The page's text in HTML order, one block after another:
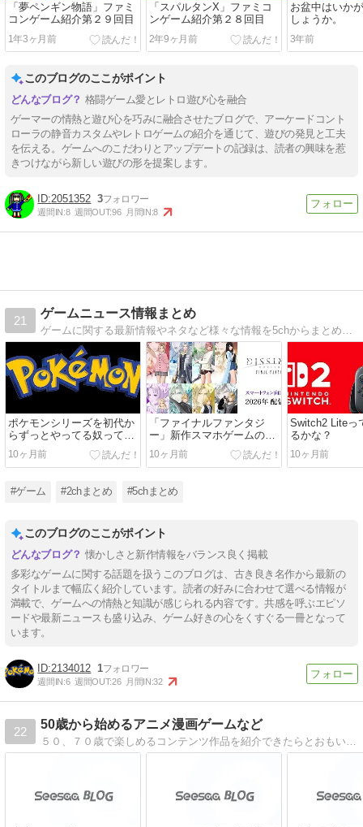
「夢ペンギン物語」ファミ
コンゲーム紹介第２９回目
1年3ヶ月前
「スパルタンX」ファミコ
ンゲーム紹介第２８回目
2年9ヶ月前
お盆中はいか
しょうか。
3年前
このブログのここがポイント
格闘ゲーム愛とレトロ遊び心を融合
ゲーマーの情熱と遊び心を巧みに融合させたブログで、アーケードコント
ローラの静音カスタムやレトロゲームの紹介を通じて、遊びの発見と工夫
を伝える。ゲームへのこだわりとアップデートの記録は、読者の興味を惹
きつけながら新しい遊びの形を提案します。
2051352 3
週間IN:8 週間OUT:96 月間IN:8
21
ゲームニュース情報まとめ
ポケモンシリーズを初代か
らずっとやってる奴ってい
るのかな？
10ヶ月前
「ファイナルファンタジ
ー」新作スマホゲームの画
像来てるぞ！【みんなの反
応まとめ】
10ヶ月前
Switch2 Liteっ
るかな？
10ヶ月前
#ゲーム #2chまとめ #5chまとめ
このブログのここがポイント
懐かしさと新作情報をバランス良く掲載
多彩なゲームに関する話題を扱うこのブログは、古き良き名作から最新の
タイトルまで幅広く紹介しています。読者の好みに合わせて選べる情報が
満載で、ゲームへの情熱と知識が感じられる内容です。共感を呼ぶエピソ
ードや最新ニュースも盛り込み、ゲーム好きの心をくすぐる一冊となって
います。
2134012 1
週間IN:6 週間OUT:26 月間IN:32
22
50歳から始めるアニメ漫画ゲームなど
５０、７０歳で楽しめるコンテンツ作品を紹介できたらとおもいます。母が病気にならないように楽しめる作品を探しているというのが理由です。ゲームも紹介します。